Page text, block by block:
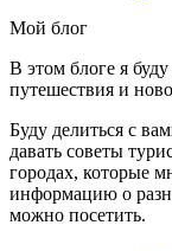
Мой блог
В этом блоге я
путешествия и
Буду делиться с
давать советы
городах, которые
информацию о
можно посетить.